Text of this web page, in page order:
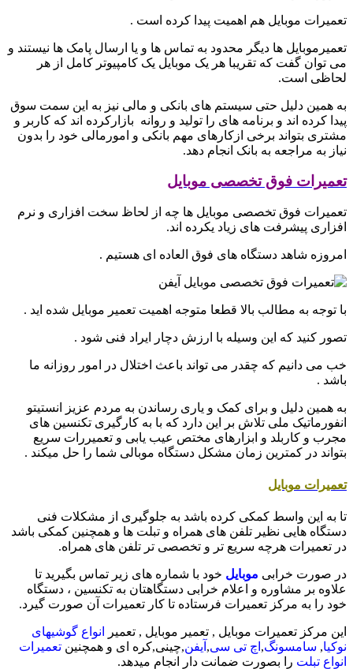
تعمیرات موبایل هم اهمیت پیدا کرده است .
تعمیرموبایل ها دیگر محدود به تماس ها و یا ارسال پامک ها نیستند و
می توان گفت که تقریبا هر یک موبایل یک کامپیوتر کامل از هر
لحاظی است.
به همین دلیل حتی سیستم های بانکی و مالی نیز به این سمت سوق
پیدا کرده اند و برنامه های را تولید و روانه بازارکرده اند که کاربر و
مشتری بتواند برخی ازکارهای مهم بانکی و امورمالی خود را بدون
نیاز به مراجعه به بانک انجام دهد.
تعمیرات فوق تخصصی موبایل
تعمیرات فوق تخصصی موبایل ها چه از لحاظ سخت افزاری و نرم
افزاری پیشرفت های زیاد یکرده اند.
امروزه شاهد دستگاه های فوق العاده ای هستیم .
با توجه به مطالب بالا قطعا متوجه اهمیت تعمیر موبایل شده اید .
تصور کنید که این وسیله با ارزش دچار ایراد فنی شود .
خب می دانیم که چقدر می تواند باعث اختلال در امور روزانه ما
باشد .
به همین دلیل و برای کمک و یاری رساندن به مردم عزیز انستیتو
انفورماتیک ملی تلاش بر این دارد که با به کارگیری تکنسین های
مجرب و کاربلد و ابزارهای مختص عیب یابی و تعمیررات سریع
بتواند در کمترین زمان مشکل دستگاه موبالی شما را حل میکند .
تعمیرات موبایل
تا به این واسط کمکی کرده باشد به جلوگیری از مشکلات فنی
دستگاه هایی نظیر تلفن های همراه و تبلت ها و همچنین کمکی باشد
در تعمیرات هرچه سریع تر و تخصصی تر تلفن های همراه.
در صورت خرابی موبایل خود با شماره های زیر تماس بگیرید تا
علاوه بر مشاوره و اعلام خرابی دستگاهتان به تکنسین ، دستگاه
خود را به مرکز تعمیرات فرستاده تا کار تعمیرات آن صورت گیرد.
این مرکز تعمیرات موبایل , تعمیر موبایل , تعمیر
انواع گوشیهای
نوکیا, سامسونگ, اچ تی سی, آیفن,چینی,کره ای و همچنین تعمیرات
انواع تبلت را بصورت ضمانت دار انجام میدهد.